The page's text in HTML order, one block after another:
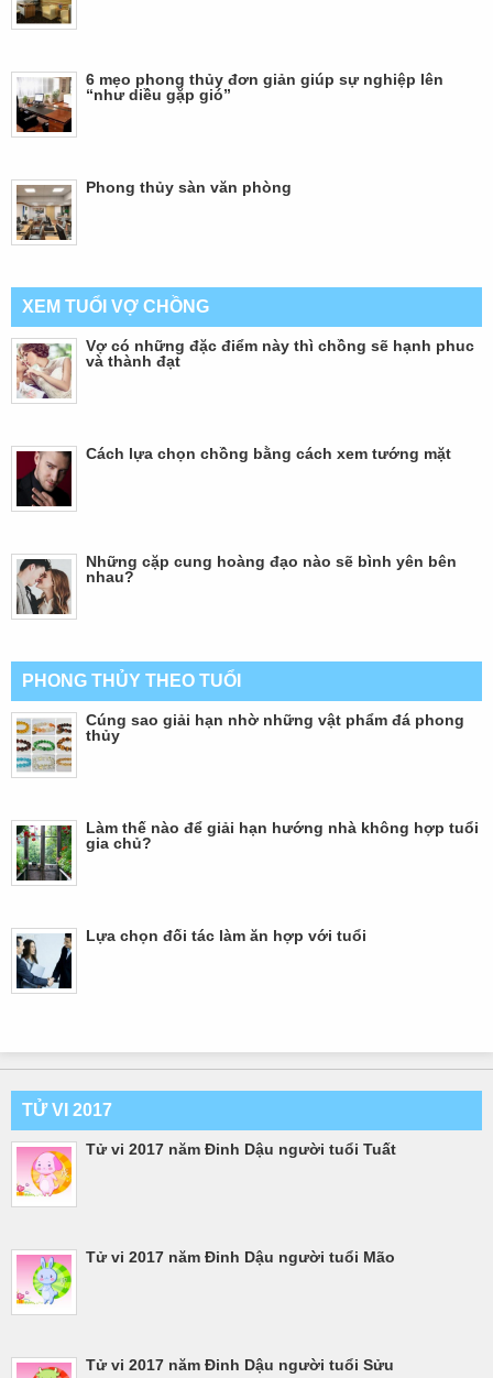
6 mẹo phong thủy đơn giản giúp sự nghiệp lên
“như diều gặp gió”
Phong thủy sàn văn phòng
XEM TUỔI VỢ CHỒNG
Vợ có những đặc điểm này thì chồng sẽ hạnh phuc
và thành đạt
Cách lựa chọn chồng bằng cách xem tướng mặt
Những cặp cung hoàng đạo nào sẽ bình yên bên
nhau?
PHONG THỦY THEO TUỔI
Cúng sao giải hạn nhờ những vật phẩm đá phong
thủy
Làm thế nào để giải hạn hướng nhà không hợp tuổi
gia chủ?
Lựa chọn đối tác làm ăn hợp với tuổi
TỬ VI 2017
Tử vi 2017 năm Đinh Dậu người tuổi Tuất
Tử vi 2017 năm Đinh Dậu người tuổi Mão
Tử vi 2017 năm Đinh Dậu người tuổi Sửu